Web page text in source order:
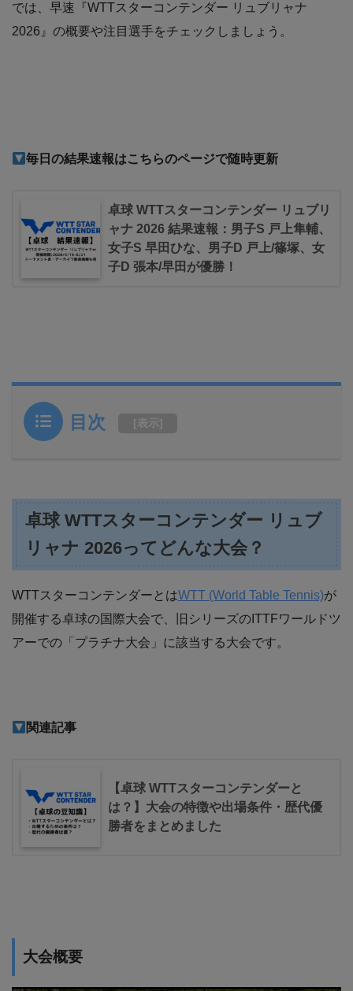
では、早速『WTTスターコンテンダー リュブリャナ
2026』の概要や注目選手をチェックしましょう。
毎日の結果速報はこちらのページで随時更新
卓球 WTTスターコンテンダー リュブリ
ャナ 2026 結果速報：男子S 戸上隼輔、
女子S 早田ひな、男子D 戸上/篠塚、女
子D 張本/早田が優勝！
目次 [表示]
卓球 WTTスターコンテンダー リュブ
リャナ 2026ってどんな大会？
WTTスターコンテンダーとはWTT (World Table Tennis)が
開催する卓球の国際大会で、旧シリーズのITTFワールドツ
アーでの「プラチナ大会」に該当する大会です。
関連記事
【卓球 WTTスターコンテンダーと
は？】大会の特徴や出場条件・歴代優
勝者をまとめました
大会概要